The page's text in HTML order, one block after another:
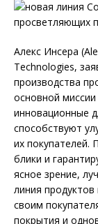
Алекс Инсера
Technologies,
производства
основной
инновационные
способствуют
их
блики и
ясное зрение,
линия
своим
покрытия и